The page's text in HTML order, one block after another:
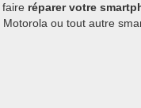
faire réparer votre
ou tout autre